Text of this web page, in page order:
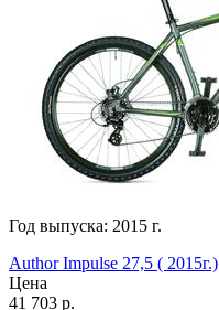
Год выпуска: 2015 г.
Author Impulse 27,5 ( 2015г.)
Цена
41 703 р.